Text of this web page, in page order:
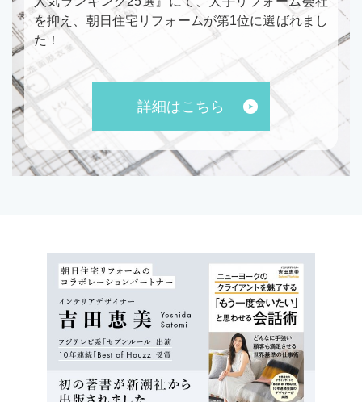
を抑え、朝日住宅リフォームが第1位に選ばれまし
た！
詳細はこちら